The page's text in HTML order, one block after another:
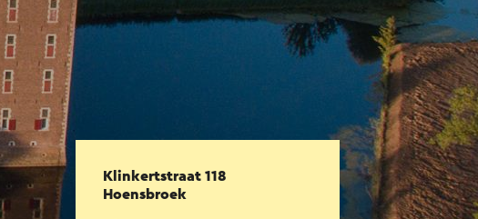
Klinkertstraat 118
Hoensbroek